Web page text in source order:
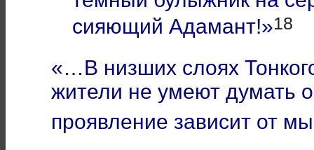
сияющий Адамант!»18
«…В низших слоях
жители не умеют думать
проявление зависит от